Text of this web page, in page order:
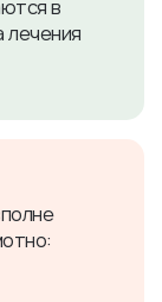
в
лечения